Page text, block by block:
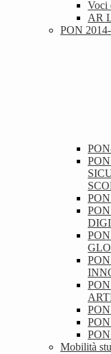
Voci
AR
PON
Mobilità